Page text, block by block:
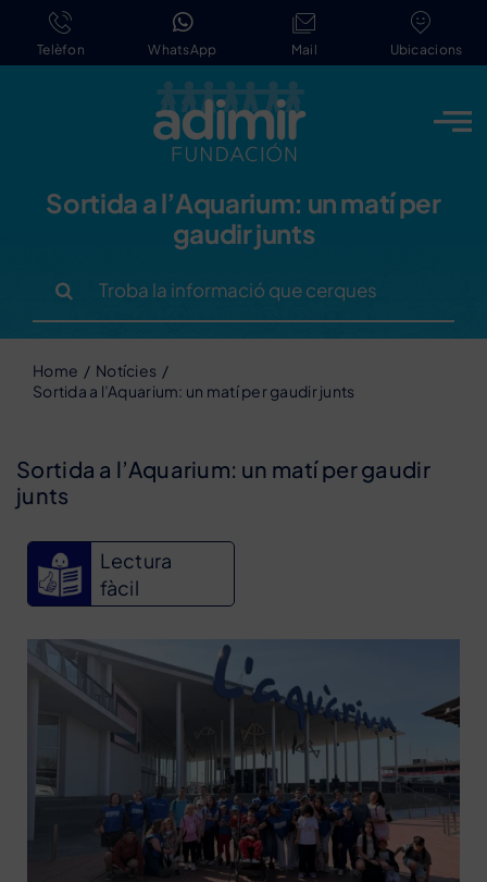
content
Telèfon WhatsApp Mail Ubicacions
Sortida a l’Aquarium: un matí per
gaudir junts
for:
Home
Notícies
Sortida a l’Aquarium: un matí per gaudir junts
Sortida a l’Aquarium: un matí per gaudir
junts
Lectura
fàcil